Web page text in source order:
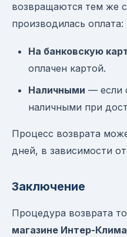
возвращаются тем же
производилась оплата:
На банковскую
оплачен картой.
Наличными — если
наличными при
Процесс возврата
дней, в зависимости
Заключение
Процедура возврата
магазине Интер-